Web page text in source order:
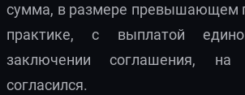
сумма, в размере превышающем
практике, с выплатой
заключении соглашения, на
согласился.